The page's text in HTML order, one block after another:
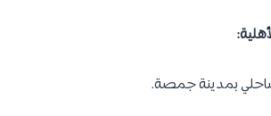
بمدينة جمصة.